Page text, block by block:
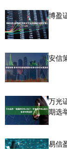
博盈
安信
万光
期选
易信